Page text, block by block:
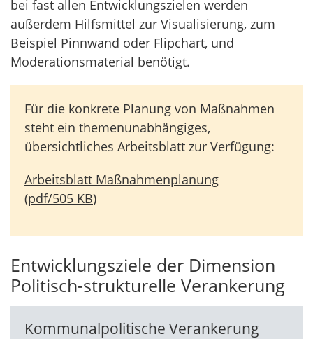
bei fast allen Entwicklungszielen werden
außerdem Hilfsmittel zur Visualisierung, zum
Beispiel Pinnwand oder Flipchart, und
Moderationsmaterial benötigt.
Für die konkrete Planung von Maßnahmen
steht ein themenunabhängiges,
übersichtliches Arbeitsblatt zur Verfügung:
Arbeitsblatt Maßnahmenplanung
(pdf/505 KB)
Entwicklungsziele der Dimension
Politisch-strukturelle Verankerung
Kommunalpolitische Verankerung